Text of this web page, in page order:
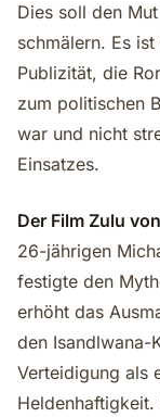
Dies soll den
schmälern. Es
Publizität, die
zum politischen
war und nicht
Einsatzes.
Der Film Zulu
26-jährigen
festigte den
erhöht das
den Isandlwana-
Verteidigung als